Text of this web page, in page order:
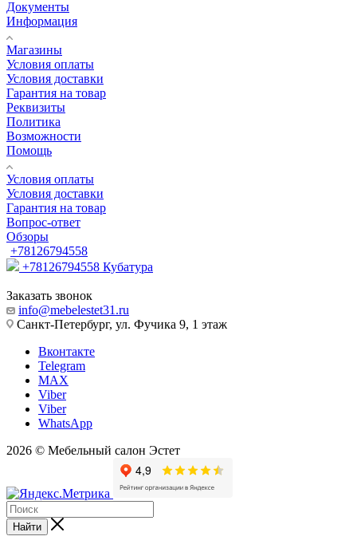
Документы
Информация
Магазины
Условия оплаты
Условия доставки
Гарантия на товар
Реквизиты
Политика
Возможности
Помощь
Условия оплаты
Условия доставки
Гарантия на товар
Вопрос-ответ
Обзоры
+78126794558
+78126794558 Кубатура
Заказать звонок
info@mebelestet31.ru
Санкт-Петербург, ул. Фучика 9, 1 этаж
Вконтакте
Telegram
MAX
Viber
Viber
WhatsApp
2026 © Мебельный салон Эстет
Найти